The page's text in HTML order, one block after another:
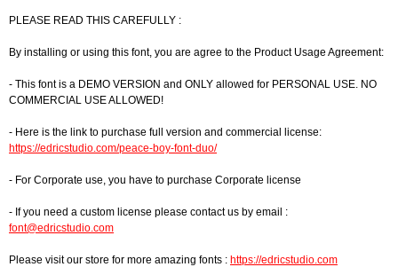
PLEASE READ THIS CAREFULLY :
By installing or using this font, you are agree to the Product Usage Agreement:
- This font is a DEMO VERSION and ONLY allowed for PERSONAL USE. NO
COMMERCIAL USE ALLOWED!
- Here is the link to purchase full version and commercial license:
https://edricstudio.com/peace-boy-font-duo/
- For Corporate use, you have to purchase Corporate license
- If you need a custom license please contact us by email :
font@edricstudio.com
Please visit our store for more amazing fonts : https://edricstudio.com